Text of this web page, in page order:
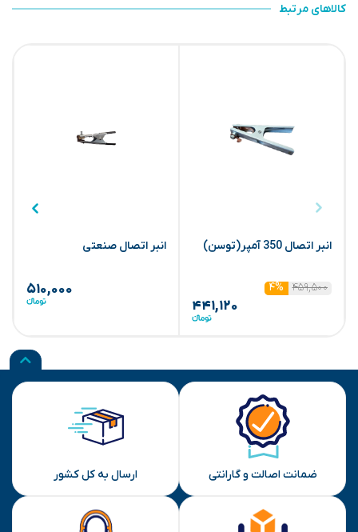
کالاهای مرتبط
انبر اتصال 350 آمپر(توسن)
۴۵۹,۵۰۰ ۴%
۴۴۱,۱۲۰
انبر اتصال صنعتی
۵۱۰,۰۰۰
ضمانت اصالت و گارانتی ارسال به کل کشور